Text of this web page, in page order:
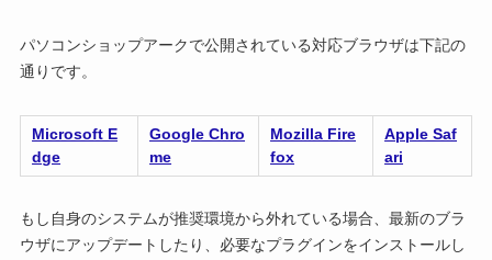
パソコンショップアークで公開されている対応ブラウザは下記の
通りです。
Microsoft E
dge
Google Chro
me
Mozilla Fire
fox
Apple Saf
ari
もし自身のシステムが推奨環境から外れている場合、最新のブラ
ウザにアップデートしたり、必要なプラグインをインストールし